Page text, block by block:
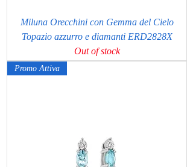
Miluna Orecchini con Gemma del Cielo
Topazio azzurro e diamanti ERD2828X
Out of stock
Promo Attiva